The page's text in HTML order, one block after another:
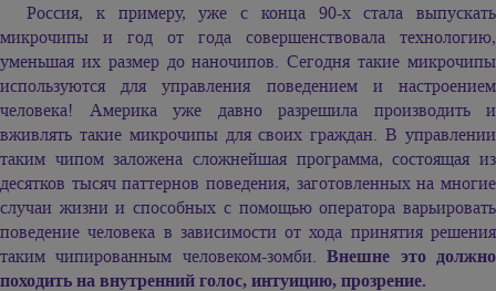
Россия, к примеру, уже с конца 90-х стала выпускать
микрочипы и год от года совершенствовала технологию,
уменьшая их размер до наночипов. Сегодня такие микрочипы
используются для управления поведением и настроением
человека! Америка уже давно разрешила производить и
вживлять такие микрочипы для своих граждан. В управлении
таким чипом заложена сложнейшая программа, состоящая из
десятков тысяч паттернов поведения, заготовленных на многие
случаи жизни и способных с помощью оператора варьировать
поведение человека в зависимости от хода принятия решения
таким чипированным человеком-зомби.Внешне это должно
походить на внутренний голос, интуицию, прозрение.